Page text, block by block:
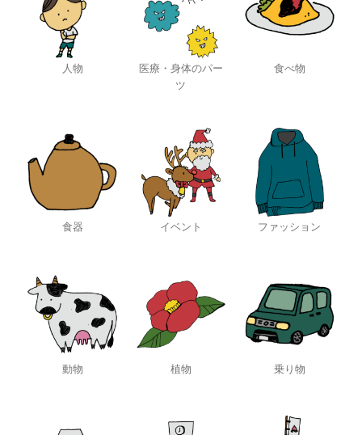
人物
医療・身体のパー
ツ
食べ物
食器 イベント ファッション
動物 植物 乗り物